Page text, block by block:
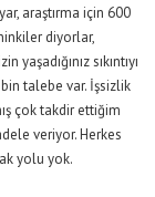
araştırma için 600
diyorlar,
sıkıntıyı
talebe var. İşsizlik
çok takdir ettiğim
veriyor. Herkes
yolu yok.